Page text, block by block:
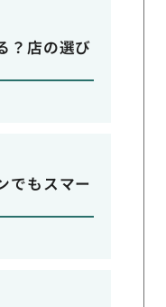
？店の選び
でもスマー